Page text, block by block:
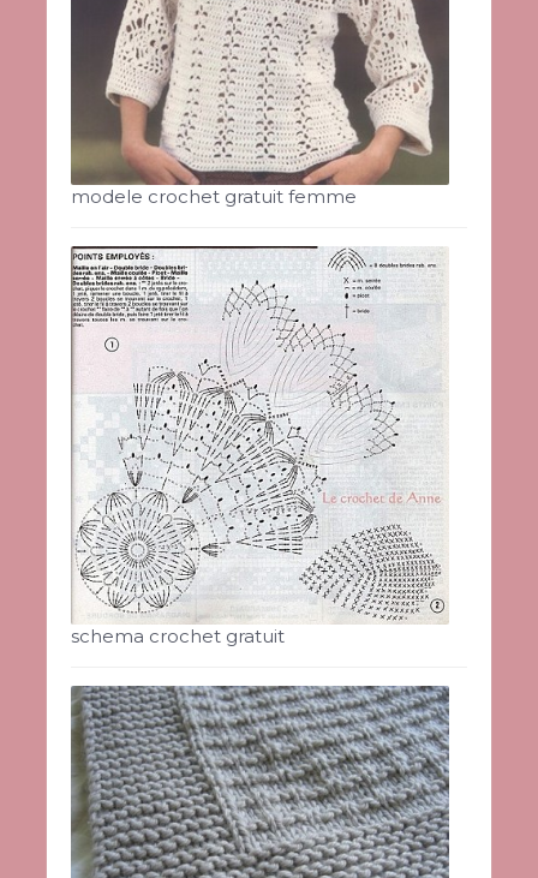
modele crochet gratuit femme
schema crochet gratuit